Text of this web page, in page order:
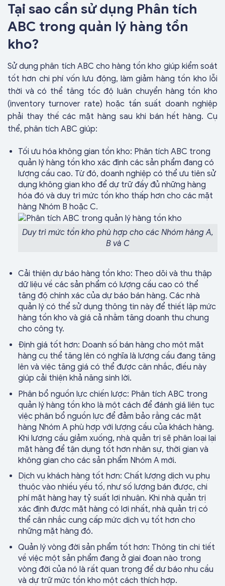
Tại sao cần sử dụng Phân tích
ABC trong quản lý hàng tồn
kho?
Sử dụng phân tích ABC cho hàng tồn kho giúp kiểm soát
tốt hơn chi phí vốn lưu động, làm giảm hàng tồn kho lỗi
thời và có thể tăng tốc độ luân chuyển hàng tồn kho
(inventory turnover rate) hoặc tần suất doanh nghiệp
phải thay thế các mặt hàng sau khi bán hết hàng. Cụ
thể, phân tích ABC giúp:
Tối ưu hóa không gian tồn kho: Phân tích ABC trong
quản lý hàng tồn kho xác định các sản phẩm đang có
lượng cầu cao. Từ đó, doanh nghiệp có thể ưu tiên sử
dụng không gian kho để dự trữ đầy đủ những hàng
hóa đó và duy trì mức tồn kho thấp hơn cho các mặt
hàng Nhóm B hoặc C.
Duy trì mức tồn kho phù hợp cho các Nhóm hàng A,
B và C
Cải thiện dự báo hàng tồn kho: Theo dõi và thu thập
dữ liệu về các sản phẩm có lượng cầu cao có thể
tăng độ chính xác của dự báo bán hàng. Các nhà
quản lý có thể sử dụng thông tin này để thiết lập mức
hàng tồn kho và giá cả nhằm tăng doanh thu chung
cho công ty.
Định giá tốt hơn: Doanh số bán hàng cho một mặt
hàng cụ thể tăng lên có nghĩa là lượng cầu đang tăng
lên và việc tăng giá có thể được cân nhắc, điều này
giúp cải thiện khả năng sinh lời.
Phân bổ nguồn lực chiến lược: Phân tích ABC trong
quản lý hàng tồn kho là một cách để đánh giá liên tục
việc phân bổ nguồn lực để đảm bảo rằng các mặt
hàng Nhóm A phù hợp với lượng cầu của khách hàng.
Khi lượng cầu giảm xuống, nhà quản trị sẽ phân loại lại
mặt hàng để tận dụng tốt hơn nhân sự, thời gian và
không gian cho các sản phẩm Nhóm A mới.
Dịch vụ khách hàng tốt hơn: Chất lượng dịch vụ phụ
thuộc vào nhiều yếu tố, như số lượng bán được, chi
phí mặt hàng hay tỷ suất lợi nhuận. Khi nhà quản trị
xác định được mặt hàng có lợi nhất, nhà quản trị có
thể cân nhắc cung cấp mức dịch vụ tốt hơn cho
những mặt hàng đó.
Quản lý vòng đời sản phẩm tốt hơn: Thông tin chi tiết
về việc một sản phẩm đang ở giai đoạn nào trong
vòng đời của nó là rất quan trọng để dự báo nhu cầu
và dự trữ mức tồn kho một cách thích hợp.